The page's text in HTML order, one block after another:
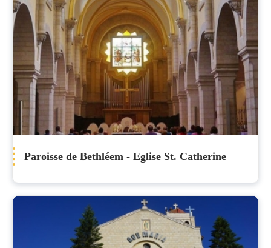
Paroisse de Bethléem - Eglise St. Catherine